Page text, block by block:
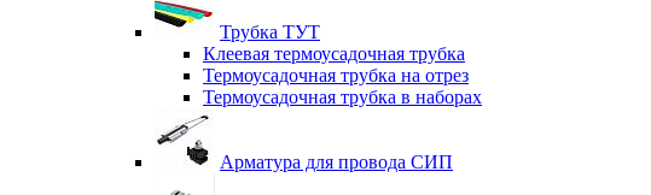
Трубка ТУТ
Клеевая термоусадочная трубка
Термоусадочная трубка на отрез
Термоусадочная трубка в наборах
Арматура для провода СИП